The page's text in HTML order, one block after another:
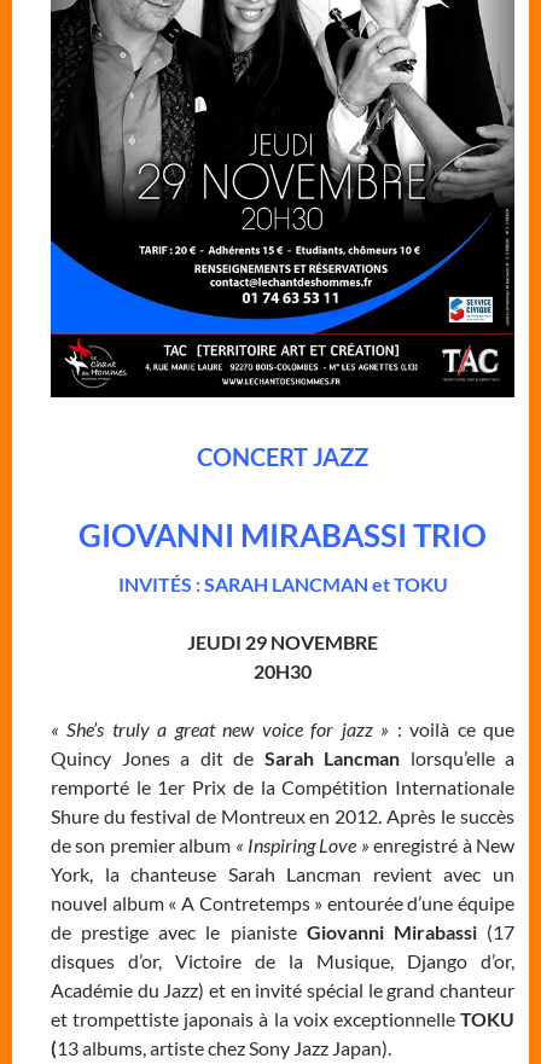
CONCERT JAZZ
GIOVANNI MIRABASSI TRIO
INVITÉS : SARAH LANCMAN et TOKU
JEUDI 29 NOVEMBRE
20H30
« She’s truly a great new voice for jazz » : voilà ce que
Quincy Jones a dit de Sarah Lancman lorsqu’elle a
remporté le 1er Prix de la Compétition Internationale
Shure du festival de Montreux en 2012. Après le succès
de son premier album « Inspiring Love » enregistré à New
York, la chanteuse Sarah Lancman revient avec un
nouvel album « A Contretemps » entourée d’une équipe
de prestige avec le pianiste Giovanni Mirabassi (17
disques d’or, Victoire de la Musique, Django d’or,
Académie du Jazz) et en invité spécial le grand chanteur
et trompettiste japonais à la voix exceptionnelleTOKU
(13 albums, artiste chez Sony Jazz Japan).